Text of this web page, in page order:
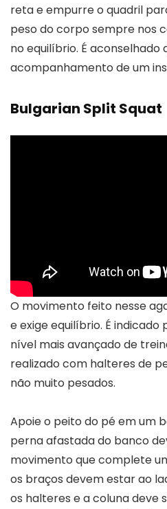
reta e empurre o quadril
peso do corpo sempre nos
no equilíbrio. É
acompanhamento de um
Bulgarian Split Squat
O movimento feito nesse
e exige equilíbrio. É
nível mais avançado de
realizado com halteres de
não muito pesados.
Apoie o peito do pé em um
perna afastada do banco
movimento que complete
os braços devem estar ao
os halteres e a coluna deve